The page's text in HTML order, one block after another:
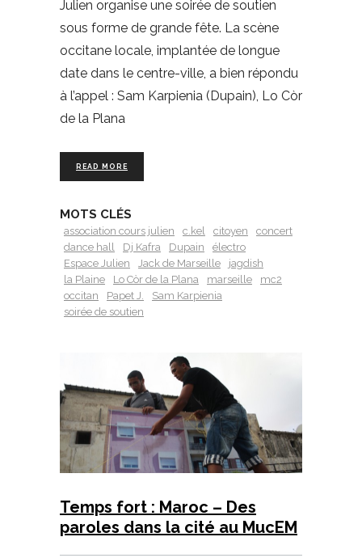
Julien organise une soirée de soutien
sous forme de grande fête. La scène
occitane locale, implantée de longue
date dans le centre-ville, a bien répondu
à l’appel : Sam Karpienia (Dupain), Lo Còr
de la Plana
READ MORE
MOTS CLÉS
association cours julien c.kel citoyen
concert
dance hall
Dj Kafra Dupain
électro
Espace Julien
Jack de Marseille
jagdish
la Plaine
Lo Còr de la Plana marseille
mc2
occitan
Papet J.
Sam Karpienia
soirée de soutien
Temps fort : Maroc – Des
paroles dans la cité au MucEM